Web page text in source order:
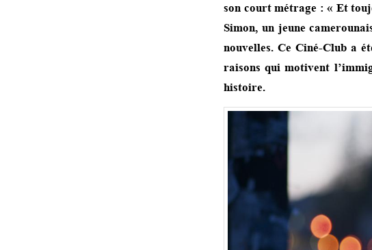
son court métrage : « Et
Simon, un jeune
nouvelles. Ce Ciné-Club a
raisons qui motivent
histoire.